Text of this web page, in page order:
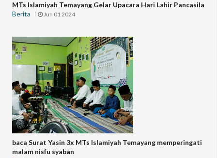
MTs Islamiyah Temayang Gelar Upacara Hari Lahir Pancasila
Berita
Jun 01 2024
baca Surat Yasin 3x MTs Islamiyah Temayang memperingati
malam nisfu syaban